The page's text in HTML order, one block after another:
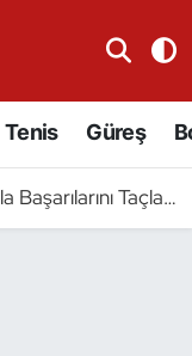
Tenis Güreş
Taçlandırdı